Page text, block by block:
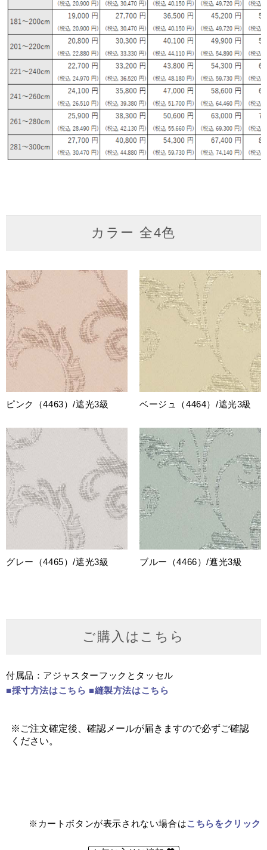
カラー 全4色
ピンク（4463）/遮光3級 ベージュ（4464）/遮光3級
グレー（4465）/遮光3級 ブルー（4466）/遮光3級
ご購入はこちら
付属品：アジャスターフックとタッセル
■採寸方法はこちら ■縫製方法はこちら
※カートボタンが表示されない場合はこちらをクリック